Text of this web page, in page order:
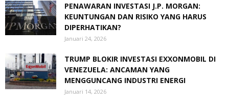
PENAWARAN INVESTASI J.P. MORGAN:
KEUNTUNGAN DAN RISIKO YANG HARUS
DIPERHATIKAN?
Januari 24, 2026
TRUMP BLOKIR INVESTASI EXXONMOBIL DI
VENEZUELA: ANCAMAN YANG
MENGGUNCANG INDUSTRI ENERGI
Januari 14, 2026